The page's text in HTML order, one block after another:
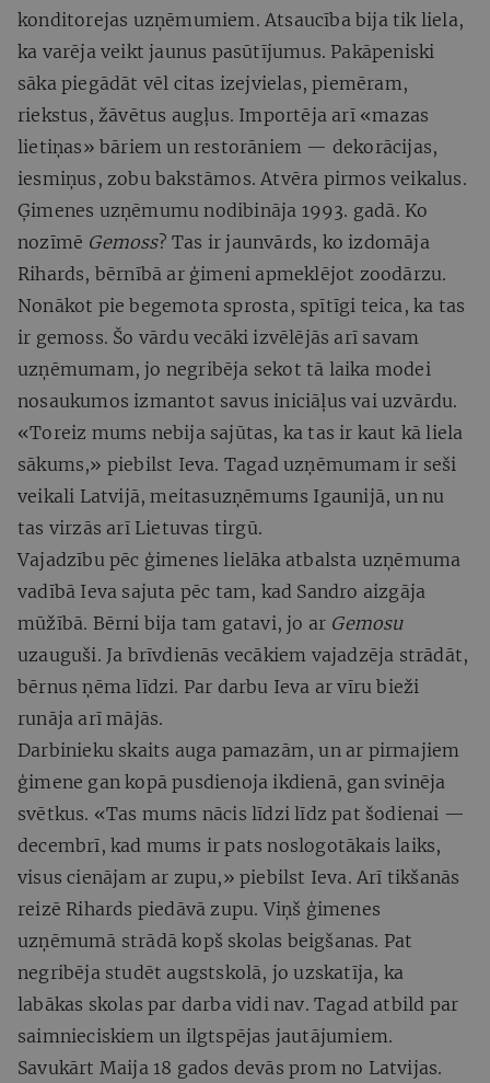
konditorejas uzņēmumiem. Atsaucība bija tik liela,
ka varēja veikt jaunus pasūtījumus. Pakāpeniski
sāka piegādāt vēl citas izejvielas, piemēram,
riekstus, žāvētus augļus. Importēja arī «mazas
lietiņas» bāriem un restorāniem — dekorācijas,
iesmiņus, zobu bakstāmos. Atvēra pirmos veikalus.
Ģimenes uzņēmumu nodibināja 1993. gadā. Ko
nozīmē Gemoss? Tas ir jaunvārds, ko izdomāja
Rihards, bērnībā ar ģimeni apmeklējot zoodārzu.
Nonākot pie begemota sprosta, spītīgi teica, ka tas
ir gemoss. Šo vārdu vecāki izvēlējās arī savam
uzņēmumam, jo negribēja sekot tā laika modei
nosaukumos izmantot savus iniciāļus vai uzvārdu.
«Toreiz mums nebija sajūtas, ka tas ir kaut kā liela
sākums,» piebilst Ieva. Tagad uzņēmumam ir seši
veikali Latvijā, meitasuzņēmums Igaunijā, un nu
tas virzās arī Lietuvas tirgū.
Vajadzību pēc ģimenes lielāka atbalsta uzņēmuma
vadībā Ieva sajuta pēc tam, kad Sandro aizgāja
mūžībā. Bērni bija tam gatavi, jo ar Gemosu
uzauguši. Ja brīvdienās vecākiem vajadzēja strādāt,
bērnus ņēma līdzi. Par darbu Ieva ar vīru bieži
runāja arī mājās.
Darbinieku skaits auga pamazām, un ar pirmajiem
ģimene gan kopā pusdienoja ikdienā, gan svinēja
svētkus. «Tas mums nācis līdzi līdz pat šodienai —
decembrī, kad mums ir pats noslogotākais laiks,
visus cienājam ar zupu,» piebilst Ieva. Arī tikšanās
reizē Rihards piedāvā zupu. Viņš ģimenes
uzņēmumā strādā kopš skolas beigšanas. Pat
negribēja studēt augstskolā, jo uzskatīja, ka
labākas skolas par darba vidi nav. Tagad atbild par
saimnieciskiem un ilgtspējas jautājumiem.
Savukārt Maija 18 gados devās prom no Latvijas.